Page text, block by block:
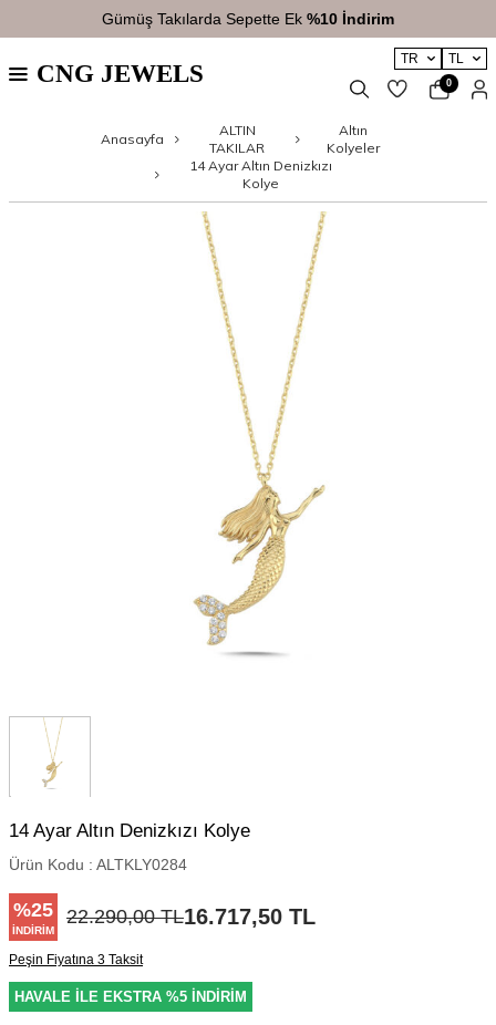
Gümüş Takılarda Sepette Ek %10 İndirim
TR TL
CNG JEWELS 0
Anasayfa
ALTIN
TAKILAR
Altın
Kolyeler
14 Ayar Altın Denizkızı
Kolye
14 Ayar Altın Denizkızı Kolye
Ürün Kodu : ALTKLY0284
%25
İNDIRIM
22.290,00TL16.717,50 TL
Peşin Fiyatına 3 Taksit
HAVALE İLE EKSTRA %5 İNDİRİM